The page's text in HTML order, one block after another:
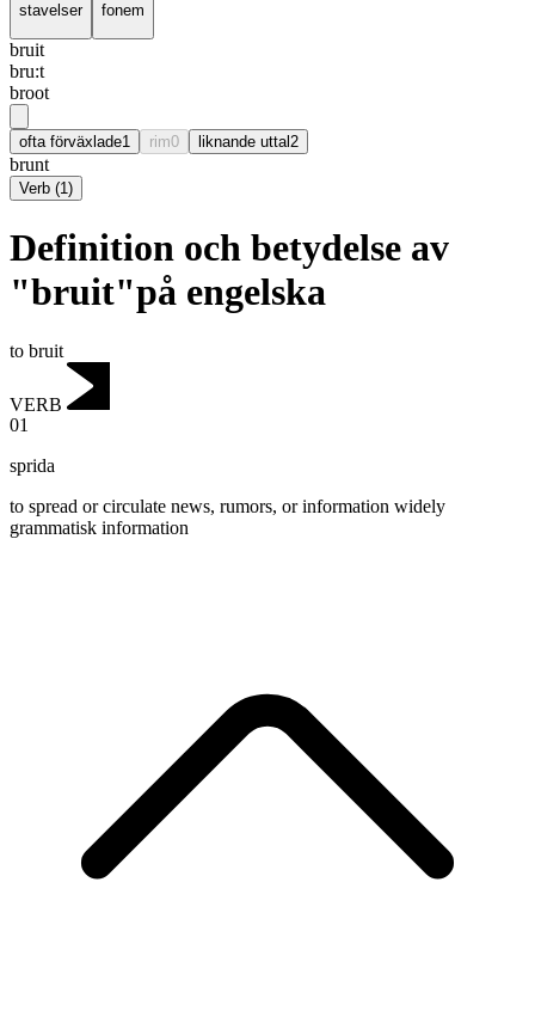
stavelser fonem
bruit
bru:t
broot
ofta förväxlade1 rim0 liknande uttal2
brunt
Verb (1)
Definition och betydelse av
"bruit"på engelska
to bruit
VERB
01
sprida
to spread or circulate news, rumors, or information widely
grammatisk information